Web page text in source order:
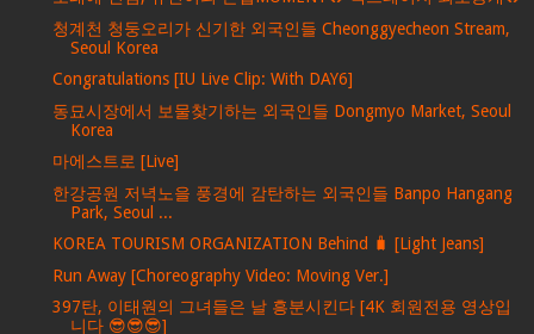
청계천 청둥오리가 신기한 외국인들 Cheonggyecheon Stream,
Seoul Korea
Congratulations [IU Live Clip: With DAY6]
동묘시장에서 보물찾기하는 외국인들 Dongmyo Market, Seoul
Korea
마에스트로 [Live]
한강공원 저녁노을 풍경에 감탄하는 외국인들 Banpo Hangang
Park, Seoul ...
KOREA TOURISM ORGANIZATION Behind 🧳 [Light Jeans]
Run Away [Choreography Video: Moving Ver.]
397탄, 이태원의 그녀들은 날 흥분시킨다 [4K 회원전용 영상입
니다 😎😎😎]